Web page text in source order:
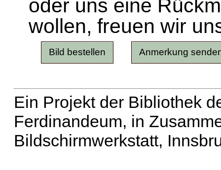
oder uns eine
wollen, freuen wir
Ein Projekt der Bibliothek
Ferdinandeum, in
Bildschirmwerkstatt,